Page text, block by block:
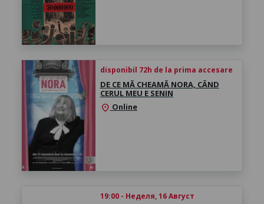
disponibil 72h de la prima accesare
DE CE MĂ CHEAMĂ NORA, CÂND
CERUL MEU E SENIN
location_on Online
19:00 - Неделя, 16 Август